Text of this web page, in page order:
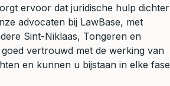
ervoor dat juridische hulp dichter
advocaten bij LawBase, met
Sint-Niklaas, Tongeren en
vertrouwd met de werking van
en kunnen u bijstaan in elke fase